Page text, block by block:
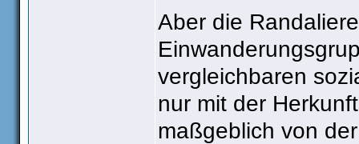
Aber die
vergleichbaren
nur mit der
maßgeblich von